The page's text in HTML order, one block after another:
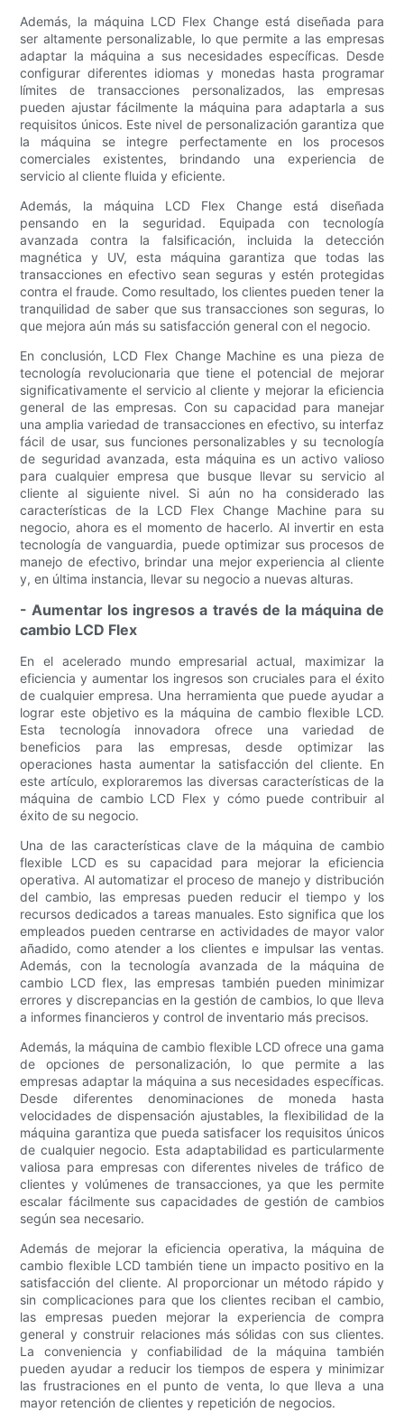
Además, la máquina LCD Flex Change está diseñada para
ser altamente personalizable, lo que permite a las empresas
adaptar la máquina a sus necesidades específicas. Desde
configurar diferentes idiomas y monedas hasta programar
límites de transacciones personalizados, las empresas
pueden ajustar fácilmente la máquina para adaptarla a sus
requisitos únicos. Este nivel de personalización garantiza que
la máquina se integre perfectamente en los procesos
comerciales existentes, brindando una experiencia de
servicio al cliente fluida y eficiente.
Además, la máquina LCD Flex Change está diseñada
pensando en la seguridad. Equipada con tecnología
avanzada contra la falsificación, incluida la detección
magnética y UV, esta máquina garantiza que todas las
transacciones en efectivo sean seguras y estén protegidas
contra el fraude. Como resultado, los clientes pueden tener la
tranquilidad de saber que sus transacciones son seguras, lo
que mejora aún más su satisfacción general con el negocio.
En conclusión, LCD Flex Change Machine es una pieza de
tecnología revolucionaria que tiene el potencial de mejorar
significativamente el servicio al cliente y mejorar la eficiencia
general de las empresas. Con su capacidad para manejar
una amplia variedad de transacciones en efectivo, su interfaz
fácil de usar, sus funciones personalizables y su tecnología
de seguridad avanzada, esta máquina es un activo valioso
para cualquier empresa que busque llevar su servicio al
cliente al siguiente nivel. Si aún no ha considerado las
características de la LCD Flex Change Machine para su
negocio, ahora es el momento de hacerlo. Al invertir en esta
tecnología de vanguardia, puede optimizar sus procesos de
manejo de efectivo, brindar una mejor experiencia al cliente
y, en última instancia, llevar su negocio a nuevas alturas.
- Aumentar los ingresos a través de la máquina de
cambio LCD Flex
En el acelerado mundo empresarial actual, maximizar la
eficiencia y aumentar los ingresos son cruciales para el éxito
de cualquier empresa. Una herramienta que puede ayudar a
lograr este objetivo es la máquina de cambio flexible LCD.
Esta tecnología innovadora ofrece una variedad de
beneficios para las empresas, desde optimizar las
operaciones hasta aumentar la satisfacción del cliente. En
este artículo, exploraremos las diversas características de la
máquina de cambio LCD Flex y cómo puede contribuir al
éxito de su negocio.
Una de las características clave de la máquina de cambio
flexible LCD es su capacidad para mejorar la eficiencia
operativa. Al automatizar el proceso de manejo y distribución
del cambio, las empresas pueden reducir el tiempo y los
recursos dedicados a tareas manuales. Esto significa que los
empleados pueden centrarse en actividades de mayor valor
añadido, como atender a los clientes e impulsar las ventas.
Además, con la tecnología avanzada de la máquina de
cambio LCD flex, las empresas también pueden minimizar
errores y discrepancias en la gestión de cambios, lo que lleva
a informes financieros y control de inventario más precisos.
Además, la máquina de cambio flexible LCD ofrece una gama
de opciones de personalización, lo que permite a las
empresas adaptar la máquina a sus necesidades específicas.
Desde diferentes denominaciones de moneda hasta
velocidades de dispensación ajustables, la flexibilidad de la
máquina garantiza que pueda satisfacer los requisitos únicos
de cualquier negocio. Esta adaptabilidad es particularmente
valiosa para empresas con diferentes niveles de tráfico de
clientes y volúmenes de transacciones, ya que les permite
escalar fácilmente sus capacidades de gestión de cambios
según sea necesario.
Además de mejorar la eficiencia operativa, la máquina de
cambio flexible LCD también tiene un impacto positivo en la
satisfacción del cliente. Al proporcionar un método rápido y
sin complicaciones para que los clientes reciban el cambio,
las empresas pueden mejorar la experiencia de compra
general y construir relaciones más sólidas con sus clientes.
La conveniencia y confiabilidad de la máquina también
pueden ayudar a reducir los tiempos de espera y minimizar
las frustraciones en el punto de venta, lo que lleva a una
mayor retención de clientes y repetición de negocios.